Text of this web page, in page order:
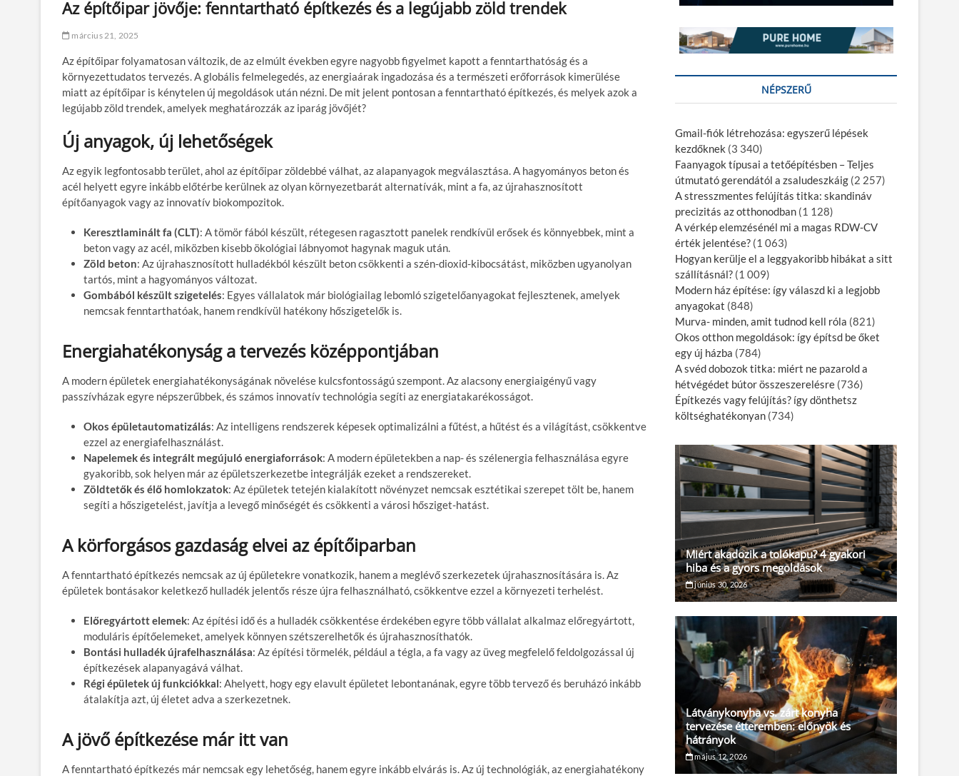
Az építőipar jövője: fenntartható építkezés és a legújabb zöld trendek
március 21, 2025
Az építőipar folyamatosan változik, de az elmúlt években egyre nagyobb figyelmet kapott a fenntarthatóság és a
környezettudatos tervezés. A globális felmelegedés, az energiaárak ingadozása és a természeti erőforrások kimerülése
miatt az építőipar is kénytelen új megoldások után nézni. De mit jelent pontosan a fenntartható építkezés, és melyek azok a
legújabb zöld trendek, amelyek meghatározzák az iparág jövőjét?
Új anyagok, új lehetőségek
Az egyik legfontosabb terület, ahol az építőipar zöldebbé válhat, az alapanyagok megválasztása. A hagyományos beton és
acél helyett egyre inkább előtérbe kerülnek az olyan környezetbarát alternatívák, mint a fa, az újrahasznosított
építőanyagok vagy az innovatív biokompozitok.
Keresztlaminált fa (CLT): A tömör fából készült, rétegesen ragasztott panelek rendkívül erősek és könnyebbek, mint a
beton vagy az acél, miközben kisebb ökológiai lábnyomot hagynak maguk után.
Zöld beton: Az újrahasznosított hulladékból készült beton csökkenti a szén-dioxid-kibocsátást, miközben ugyanolyan
tartós, mint a hagyományos változat.
Gombából készült szigetelés: Egyes vállalatok már biológiailag lebomló szigetelőanyagokat fejlesztenek, amelyek
nemcsak fenntarthatóak, hanem rendkívül hatékony hőszigetelők is.
Energiahatékonyság a tervezés középpontjában
A modern épületek energiahatékonyságának növelése kulcsfontosságú szempont. Az alacsony energiaigényű vagy
passzívházak egyre népszerűbbek, és számos innovatív technológia segíti az energiatakarékosságot.
Okos épületautomatizálás: Az intelligens rendszerek képesek optimalizálni a fűtést, a hűtést és a világítást, csökkentve
ezzel az energiafelhasználást.
Napelemek és integrált megújuló energiaforrások: A modern épületekben a nap- és szélenergia felhasználása egyre
gyakoribb, sok helyen már az épületszerkezetbe integrálják ezeket a rendszereket.
Zöldtetők és élő homlokzatok: Az épületek tetején kialakított növényzet nemcsak esztétikai szerepet tölt be, hanem
segíti a hőszigetelést, javítja a levegő minőségét és csökkenti a városi hősziget-hatást.
A körforgásos gazdaság elvei az építőiparban
A fenntartható építkezés nemcsak az új épületekre vonatkozik, hanem a meglévő szerkezetek újrahasznosítására is. Az
épületek bontásakor keletkező hulladék jelentős része újra felhasználható, csökkentve ezzel a környezeti terhelést.
Előregyártott elemek: Az építési idő és a hulladék csökkentése érdekében egyre több vállalat alkalmaz előregyártott,
moduláris építőelemeket, amelyek könnyen szétszerelhetők és újrahasznosíthatók.
Bontási hulladék újrafelhasználása: Az építési törmelék, például a tégla, a fa vagy az üveg megfelelő feldolgozással új
építkezések alapanyagává válhat.
Régi épületek új funkciókkal: Ahelyett, hogy egy elavult épületet lebontanának, egyre több tervező és beruházó inkább
átalakítja azt, új életet adva a szerkezetnek.
A jövő építkezése már itt van
A fenntartható építkezés már nemcsak egy lehetőség, hanem egyre inkább elvárás is. Az új technológiák, az energiahatékony
NÉPSZERŰ
Gmail-fiók létrehozása: egyszerű lépések
kezdőknek​ (3 340)
Faanyagok típusai a tetőépítésben – Teljes
útmutató gerendától a zsaludeszkáig (2 257)
A stresszmentes felújítás titka: skandináv
precizitás az otthonodban (1 128)
A vérkép elemzésénél mi a magas RDW-CV
érték jelentése? (1 063)
Hogyan kerülje el a leggyakoribb hibákat a sitt
szállításnál? (1 009)
Modern ház építése: így válaszd ki a legjobb
anyagokat (848)
Murva- minden, amit tudnod kell róla (821)
Okos otthon megoldások: így építsd be őket
egy új házba (784)
A svéd dobozok titka: miért ne pazarold a
hétvégédet bútor összeszerelésre (736)
Építkezés vagy felújítás? így dönthetsz
költséghatékonyan (734)
Miért akadozik a tolókapu? 4 gyakori
hiba és a gyors megoldások
június 30, 2026
Látványkonyha vs. zárt konyha
tervezése étteremben: előnyök és
hátrányok
május 12, 2026